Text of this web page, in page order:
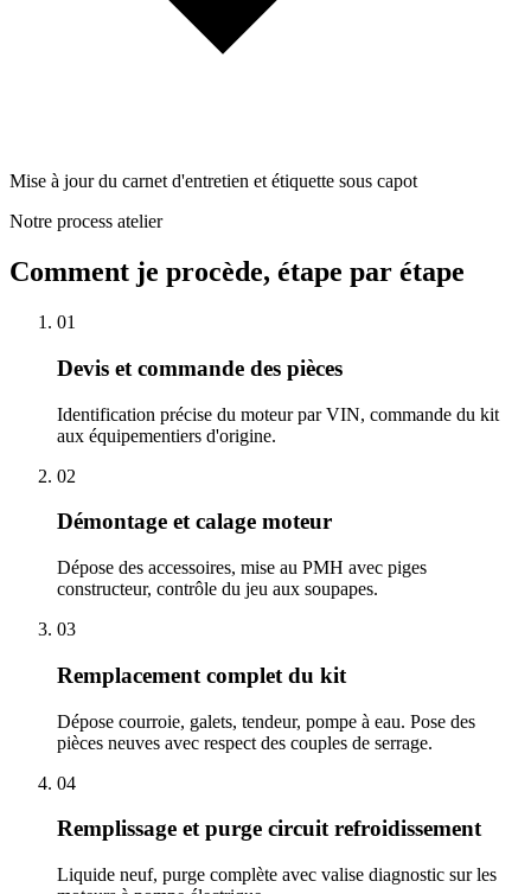
Mise à jour du carnet d'entretien et étiquette sous capot
Notre process atelier
Comment je procède, étape par étape
01
Devis et commande des pièces
Identification précise du moteur par VIN, commande du kit
aux équipementiers d'origine.
02
Démontage et calage moteur
Dépose des accessoires, mise au PMH avec piges
constructeur, contrôle du jeu aux soupapes.
03
Remplacement complet du kit
Dépose courroie, galets, tendeur, pompe à eau. Pose des
pièces neuves avec respect des couples de serrage.
04
Remplissage et purge circuit refroidissement
Liquide neuf, purge complète avec valise diagnostic sur les